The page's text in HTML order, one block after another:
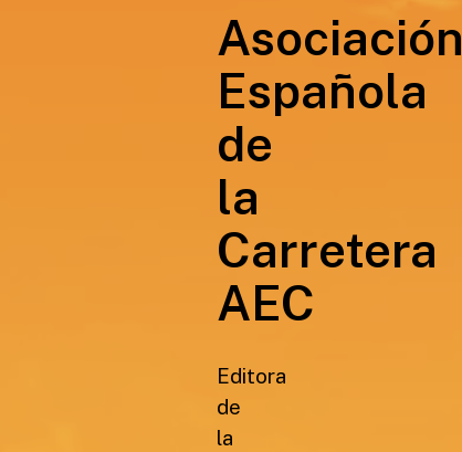
Asociación
Española
de
la
Carretera
AEC
Editora
de
la